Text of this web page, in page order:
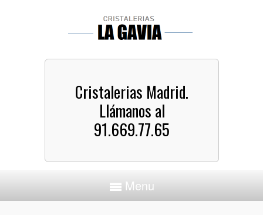
Cristalerias Madrid.
Llámanos al
91.669.77.65
Menu